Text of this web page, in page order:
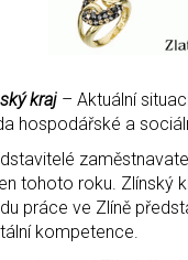
kraj – Aktuální
hospodářské a
tohoto roku. Zlínský
práce ve Zlíně
kompetence.